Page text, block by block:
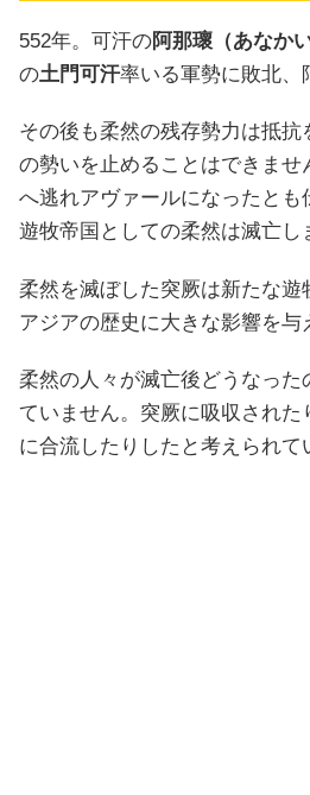
552年。可汗の阿那瓌（あなかい
の土門可汗率いる軍勢に敗北、
その後も柔然の残存勢力は抵抗
の勢いを止めることはできま
へ逃れアヴァールになったとも
遊牧帝国としての柔然は滅亡し
柔然を滅ぼした突厥は新たな遊
アジアの歴史に大きな影響を与
柔然の人々が滅亡後どうなった
ていません。突厥に吸収された
に合流したりしたと考えられて